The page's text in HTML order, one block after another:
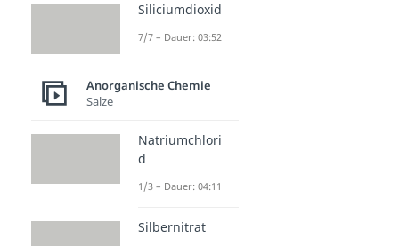
Siliciumdioxid
7/7 – Dauer: 03:52
Anorganische Chemie
Salze
Natriumchlori
d
1/3 – Dauer: 04:11
Silbernitrat